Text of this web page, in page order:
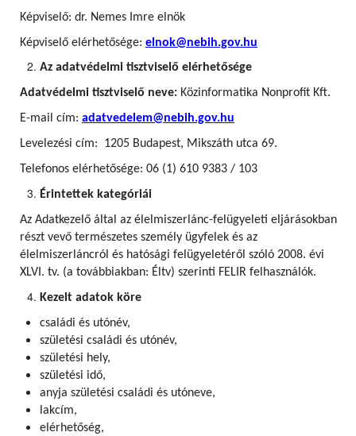
Képviselő: dr. Nemes Imre elnök
Képviselő elérhetősége: elnok@nebih.gov.hu
Az adatvédelmi tisztviselő elérhetősége
Adatvédelmi tisztviselő neve: Közinformatika Nonprofit Kft.
E-mail cím: adatvedelem@nebih.gov.hu
Levelezési cím: 1205 Budapest, Mikszáth utca 69.
Telefonos elérhetősége: 06 (1) 610 9383 / 103
Érintettek kategóriái
Az Adatkezelő által az élelmiszerlánc-felügyeleti eljárásokban
részt vevő természetes személy ügyfelek és az
élelmiszerláncról és hatósági felügyeletéről szóló 2008. évi
XLVI. tv. (a továbbiakban: Éltv) szerinti FELIR felhasználók.
Kezelt adatok köre
családi és utónév,
születési családi és utónév,
születési hely,
születési idő,
anyja születési családi és utóneve,
lakcím,
elérhetőség,